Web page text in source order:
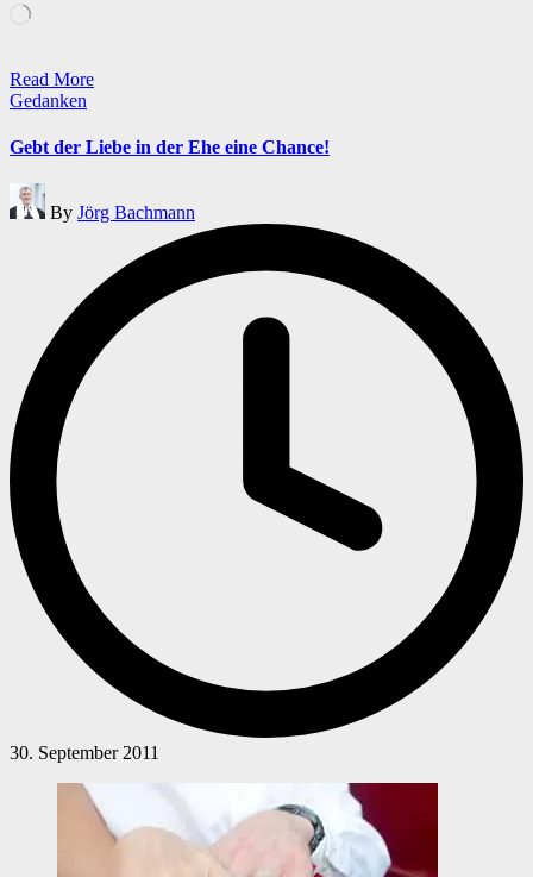
Wird
Read More
Posted
Gedanken
Gebt der Liebe in der Ehe eine Chance!
Posted
by
By Jörg Bachmann
30. September 2011